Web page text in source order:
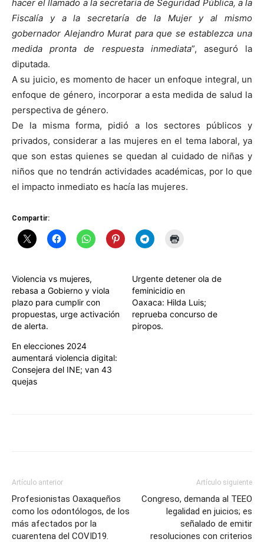
hacer el llamado a la secretaría de Seguridad Pública, a la
Fiscalía y a la secretaría de la Mujer y al mismo
gobernador Alejandro Murat para que se establezca una
medida pronta de respuesta inmediata”, aseguró la
diputada.
A su juicio, es momento de hacer un enfoque integral, un
enfoque de género, incorporar a esta medida de salud la
perspectiva de género.
De la misma forma, pidió a los sectores públicos y
privados, considerar a las mujeres en el tema laboral, ya
que son estas quienes se quedan al cuidado de niñas y
niños que no tendrán actividades académicas, por lo que
el impacto inmediato es hacía las mujeres.
Compartir:
Violencia vs mujeres,
rebasa a Gobierno y viola
plazo para cumplir con
propuestas, urge activación
de alerta.
Urgente detener ola de
feminicidio en
Oaxaca: Hilda Luis;
reprueba concurso de
piropos.
En elecciones 2024
aumentará violencia digital:
Consejera del INE; van 43
quejas
Artículo anterior
Profesionistas Oaxaqueños
como los odontólogos, de los
más afectados por la
cuarentena del COVID19.
Artículo siguiente
Congreso, demanda al TEEO
legalidad en juicios; es
señalado de emitir
resoluciones con criterios